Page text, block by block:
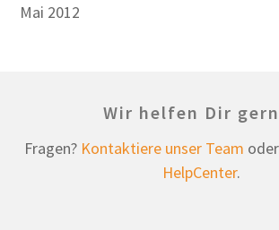
Mai 2012
Wir helfen Dir
Fragen? Kontaktiere unser Team
HelpCenter.